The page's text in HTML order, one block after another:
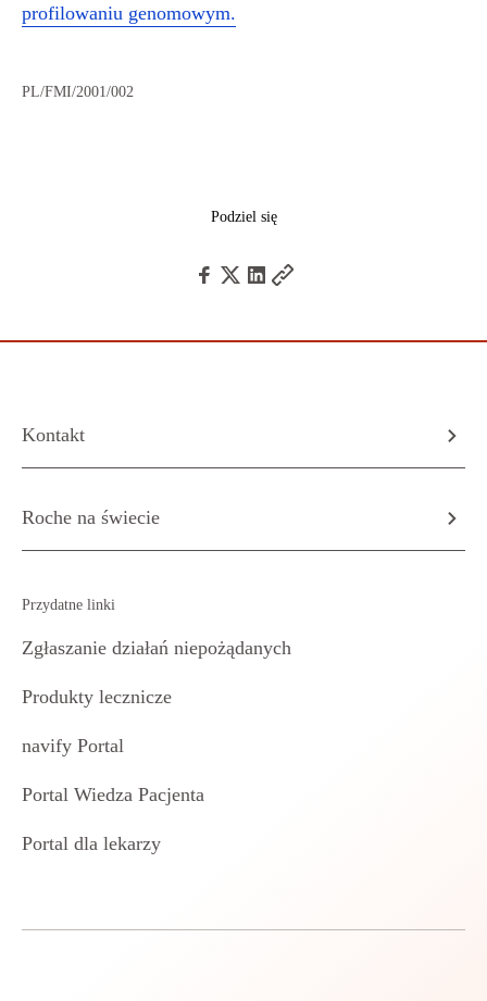
profilowaniu genomowym.
PL/FMI/2001/002
Podziel się
Kontakt
Roche na świecie
Przydatne linki
Zgłaszanie działań niepożądanych
Produkty lecznicze
navify Portal
Portal Wiedza Pacjenta
Portal dla lekarzy